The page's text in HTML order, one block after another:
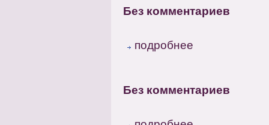
Без комментариев
подробнее
Без комментариев